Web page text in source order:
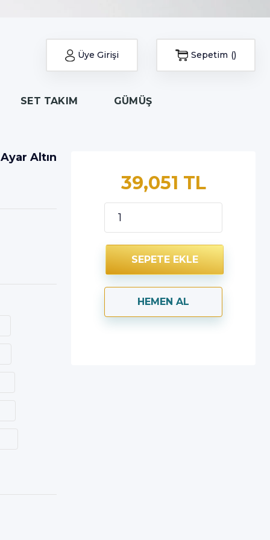
Üye Girişi Sepetim
SET TAKIM GÜMÜŞ
Altın
39,051 TL
SEPETE EKLE
HEMEN AL